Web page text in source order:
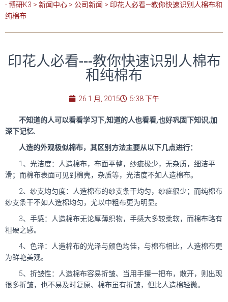
- 博研K3 > 新闻中心 > 公司新闻 > 印花人必看—教你快速识别人棉布和
纯棉布
印花人必看---教你快速识别人棉布
和纯棉布
26 1 月, 2015 5:38 下午
不知道的人可以看看学习下,知道的人也看看,也好巩固下知识,加
深下记忆.
人造的外观极似棉布，其区别方法主要从以下几点进行：
1、光洁度：人造棉布，布面平整，纱疵极少，无杂质，细洁平
滑；而棉布表面可见到棉壳，杂质等，光洁度不如人造棉布。
2、纱支均匀度：人造棉布的纱支条干均匀，纱疵很少；而纯棉布
纱支条干不如人造棉均匀，尤以中粗布更为明显。
3、手感：人造棉布无论厚薄织物，手感大多较柔软，而棉布略有
粗硬之感。
4、色泽：人造棉布的光泽与颜色均佳，与棉布相比，人造棉布更
为鲜艳美观。
5、折皱性：人造棉布容易折皱、当用手攥一把布，散开，则出现
很多折皱，也不易及时复原、棉布虽有折皱，但比人造棉轻微。